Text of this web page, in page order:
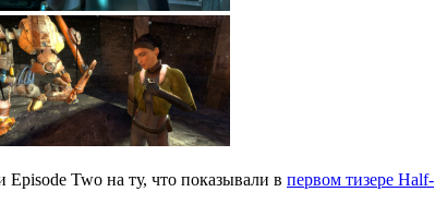
Two на ту, что показывали в первом тизере Half-